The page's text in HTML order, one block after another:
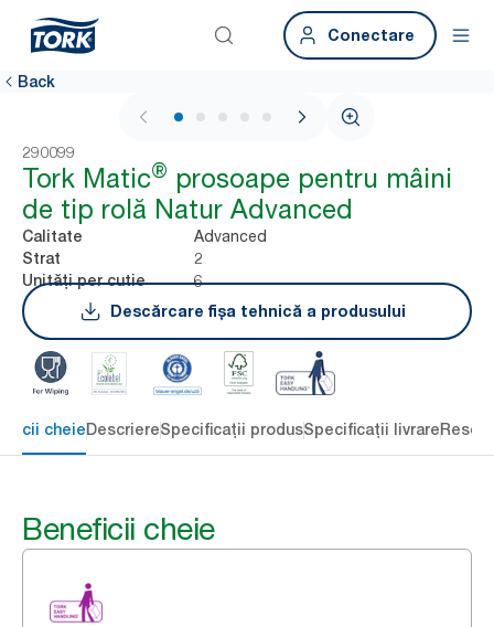
Conectare
Back
1 / 7
290099
Tork Matic® prosoape pentru mâini
de tip rolă Natur Advanced
Calitate Advanced
Strat 2
Unități per cutie
6
Descărcare fișa tehnică a produsului
cheieDescriereSpecificații produsSpecificații livrare
Beneficii cheie